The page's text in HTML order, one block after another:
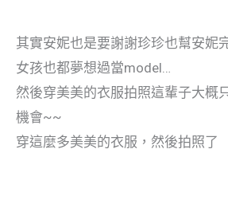
其實安妮也是要謝謝珍珍也幫安妮
女孩也都夢想過當model…
然後穿美美的衣服拍照這輩子大概
機會~~
穿這麼多美美的衣服，然後拍照了